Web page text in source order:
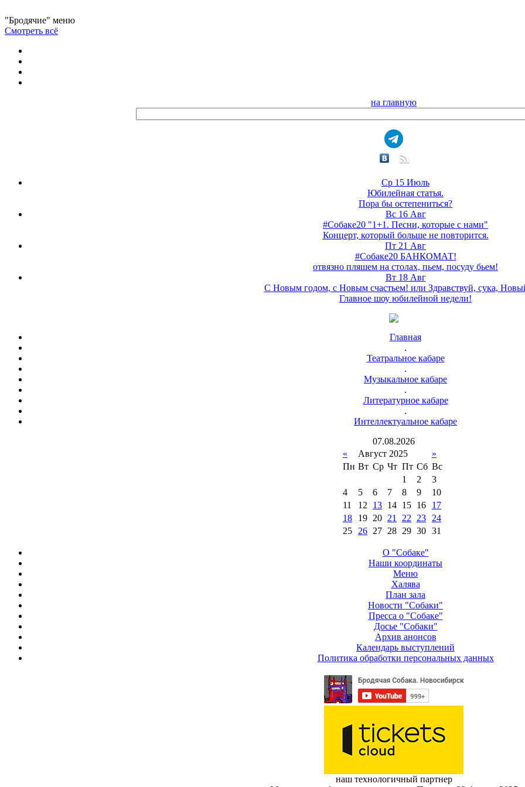
"Бродячие" меню
Смотреть всё
на главную
Ср 15 Июль
Юбилейная статья.
Пора бы остепениться?
Вс 16 Авг
#Собаке20 "1+1. Песни, которые с нами"
Концерт, который больше не повторится.
Пт 21 Авг
#Собаке20 БАНКОМАТ!
отвязно пляшем на столах, пьем, посуду бьем!
Вт 18 Авг
С Новым годом, с Новым счастьем! или Здравствуй, сука,
Главное шоу юбилейной недели!
Главная
.
Театральное кабаре
.
Музыкальное кабаре
.
Литературное кабаре
.
Интеллектуальное кабаре
07.08.2026
«
Август 2025
»
Пн Вт Ср Чт Пт Сб Вс
1
2
3
4
5 6 7 8 9
10
11
12 13 14 15 16
17
18
19 20 21 22 23
24
25
26 27 28 29 30 31
О "Собаке"
Наши координаты
Меню
Халява
План зала
Новости "Собаки"
Пресса о "Собаке"
Досье "Собаки"
Архив анонсов
Календарь выступлений
Политика обработки персональных данных
наш технологичный партнер